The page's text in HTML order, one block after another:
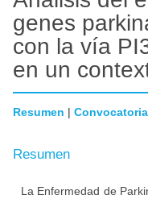
genes
con la vía
en un
Resumen | Convocatoria
Resumen
La Enfermedad de